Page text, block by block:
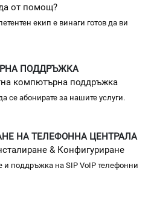
от помощ?
екип е винаги готов да ви
ПОДДРЪЖКА
компютърна поддръжка
се абонирате за нашите услуги.
НА ТЕЛЕФОННА ЦЕНТРАЛА
& Конфигуриране
и поддръжка на SIP VoIP телефонни